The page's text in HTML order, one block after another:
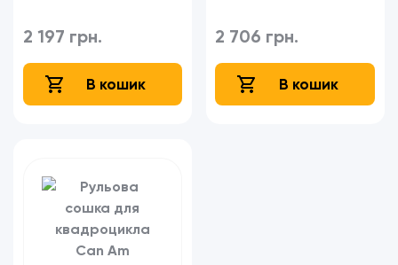
2 197 грн.
В кошик
2 706 грн.
В кошик